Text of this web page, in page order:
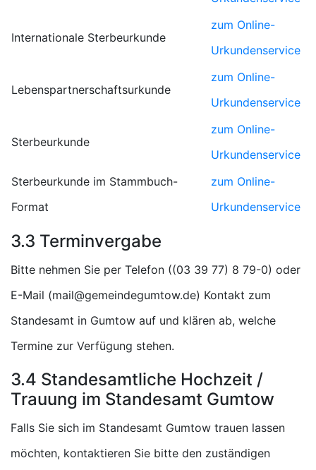
Internationale Sterbeurkunde
zum Online-
Urkundenservice
Lebenspartnerschaftsurkunde
zum Online-
Urkundenservice
Sterbeurkunde
zum Online-
Urkundenservice
Sterbeurkunde im Stammbuch-
Format
zum Online-
Urkundenservice
3.3 Terminvergabe
Bitte nehmen Sie per Telefon (
) oder
E-Mail (
) Kontakt zum
Standesamt in Gumtow auf und klären ab, welche
Termine zur Verfügung stehen.
3.4 Standesamtliche Hochzeit /
Trauung im Standesamt Gumtow
Falls Sie sich im Standesamt Gumtow trauen lassen
möchten, kontaktieren Sie bitte den zuständigen